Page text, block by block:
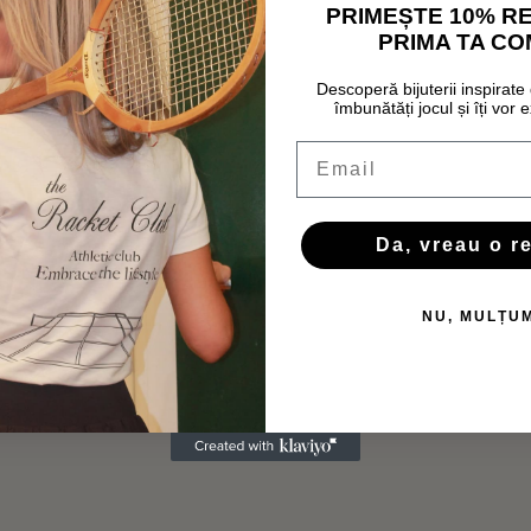
PRIMEȘTE 10%
PRIMA TA
Descoperă bijuterii
îmbunătăți jocul și îți vor
Da, vreau o
NU,